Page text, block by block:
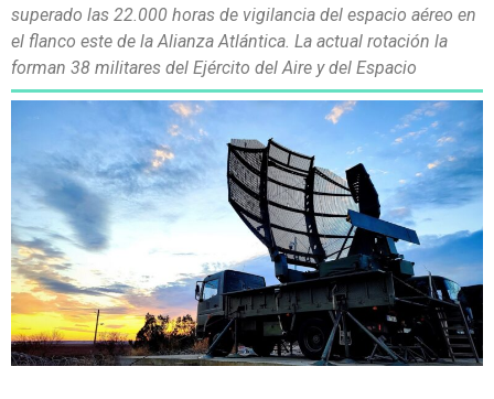
superado las 22.000 horas de vigilancia del espacio aéreo en
el flanco este de la Alianza Atlántica. La actual rotación la
forman 38 militares del Ejército del Aire y del Espacio